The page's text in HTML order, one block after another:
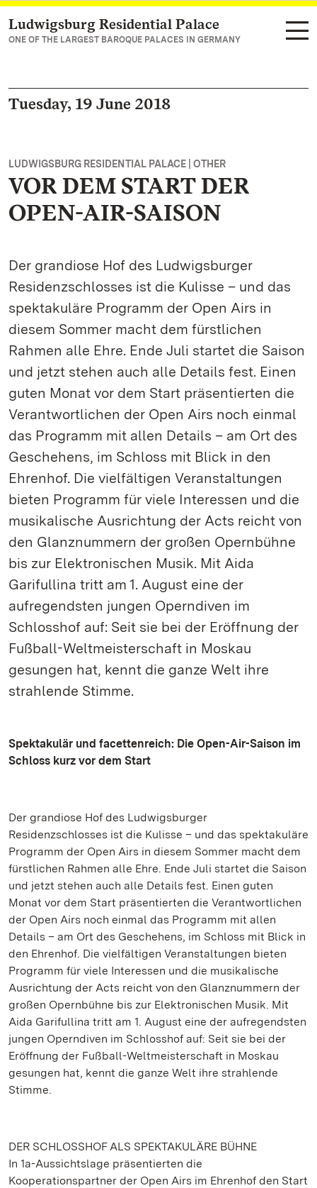
Navigate to main page
Ludwigsburg Residential Palace
ONE OF THE LARGEST BAROQUE PALACES IN GERMANY
Tuesday, 19 June 2018
LUDWIGSBURG RESIDENTIAL PALACE | OTHER
VOR DEM START DER
OPEN-AIR-SAISON
Der grandiose Hof des Ludwigsburger
Residenzschlosses ist die Kulisse – und das
spektakuläre Programm der Open Airs in
diesem Sommer macht dem fürstlichen
Rahmen alle Ehre. Ende Juli startet die Saison
und jetzt stehen auch alle Details fest. Einen
guten Monat vor dem Start präsentierten die
Verantwortlichen der Open Airs noch einmal
das Programm mit allen Details – am Ort des
Geschehens, im Schloss mit Blick in den
Ehrenhof. Die vielfältigen Veranstaltungen
bieten Programm für viele Interessen und die
musikalische Ausrichtung der Acts reicht von
den Glanznummern der großen Opernbühne
bis zur Elektronischen Musik. Mit Aida
Garifullina tritt am 1. August eine der
aufregendsten jungen Operndiven im
Schlosshof auf: Seit sie bei der Eröffnung der
Fußball-Weltmeisterschaft in Moskau
gesungen hat, kennt die ganze Welt ihre
strahlende Stimme.
Spektakulär und facettenreich: Die Open-Air-Saison im
Schloss kurz vor dem Start
Der grandiose Hof des Ludwigsburger
Residenzschlosses ist die Kulisse – und das spektakuläre
Programm der Open Airs in diesem Sommer macht dem
fürstlichen Rahmen alle Ehre. Ende Juli startet die Saison
und jetzt stehen auch alle Details fest. Einen guten
Monat vor dem Start präsentierten die Verantwortlichen
der Open Airs noch einmal das Programm mit allen
Details – am Ort des Geschehens, im Schloss mit Blick in
den Ehrenhof. Die vielfältigen Veranstaltungen bieten
Programm für viele Interessen und die musikalische
Ausrichtung der Acts reicht von den Glanznummern der
großen Opernbühne bis zur Elektronischen Musik. Mit
Aida Garifullina tritt am 1. August eine der aufregendsten
jungen Operndiven im Schlosshof auf: Seit sie bei der
Eröffnung der Fußball-Weltmeisterschaft in Moskau
gesungen hat, kennt die ganze Welt ihre strahlende
Stimme.
DER SCHLOSSHOF ALS SPEKTAKULÄRE BÜHNE
In 1a-Aussichtslage präsentierten die
Kooperationspartner der Open Airs im Ehrenhof den Start